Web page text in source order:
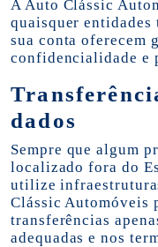
A Auto Clássic
quaisquer entidades
sua conta oferecem
confidencialidade e
dados
Sempre que algum
localizado fora do
utilize
Clássic Automóveis
transferências
adequadas e nos